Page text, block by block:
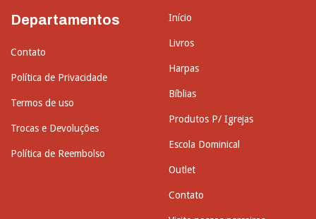
Departamentos
Contato
Política de Privacidade
Termos de uso
Trocas e Devoluções
Política de Reembolso
Início
Livros
Harpas
Bíblias
Produtos P/ Igrejas
Escola Dominical
Outlet
Contato